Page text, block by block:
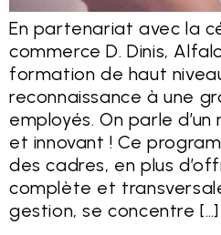
En partenariat avec la
commerce D. Dinis,
formation de haut
reconnaissance à une
employés. On parle
et innovant ! Ce
des cadres, en plus
complète et
gestion, se concentre […]